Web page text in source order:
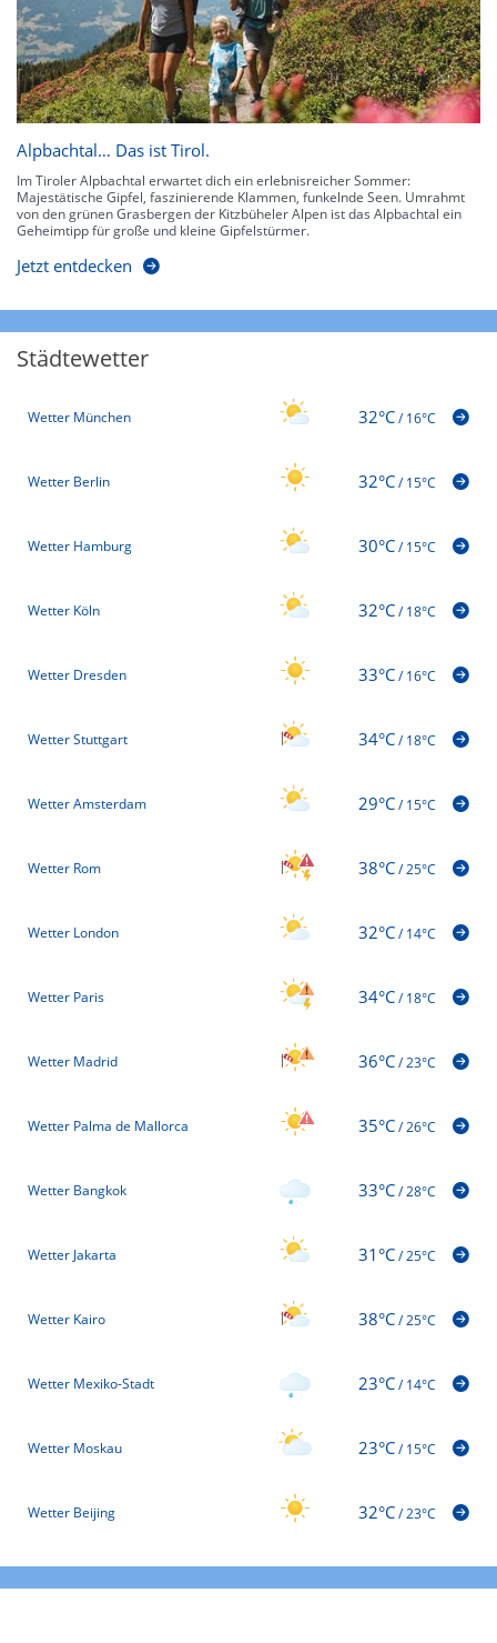
Alpbachtal… Das ist Tirol.
Im Tiroler Alpbachtal erwartet dich ein erlebnisreicher Sommer:
Majestätische Gipfel, faszinierende Klammen, funkelnde Seen. Umrahmt
von den grünen Grasbergen der Kitzbüheler Alpen ist das Alpbachtal ein
Geheimtipp für große und kleine Gipfelstürmer.
Jetzt entdecken
Städtewetter
Wetter München 32°C/16°C
Wetter Berlin 32°C/15°C
Wetter Hamburg 30°C/15°C
Wetter Köln 32°C/18°C
Wetter Dresden 33°C/16°C
Wetter Stuttgart 34°C/18°C
Wetter Amsterdam 29°C/15°C
Wetter Rom 38°C/25°C
Wetter London 32°C/14°C
Wetter Paris 34°C/18°C
Wetter Madrid 36°C/23°C
Wetter Palma de Mallorca 35°C/26°C
Wetter Bangkok 33°C/28°C
Wetter Jakarta 31°C/25°C
Wetter Kairo 38°C/25°C
Wetter Mexiko-Stadt 23°C/14°C
Wetter Moskau 23°C/15°C
Wetter Beijing 32°C/23°C